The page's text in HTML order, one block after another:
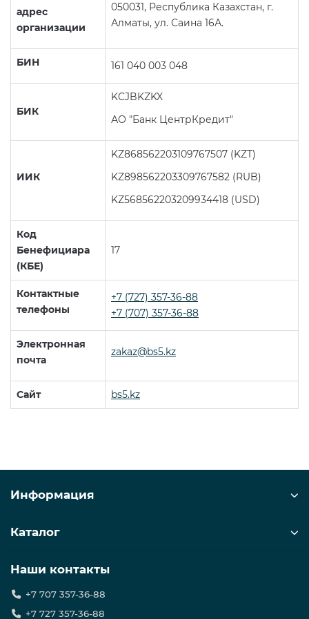
Фланцевые уплотнения
Фланцы
адрес
организации
050031, Республика Казахстан, г.
Алматы, ул. Саина 16А.
БИН 161 040 003 048
БИК
KCJBKZKX
АО "Банк ЦентрКредит"
ИИК
KZ868562203109767507 (KZT)
KZ898562203309767582 (RUB)
KZ568562203209934418 (USD)
Код
Бенефициара
(КБЕ)
17
Контактные
телефоны
+7 (727) 357-36-88
+7 (707) 357-36-88
Электронная
почта
zakaz@bs5.kz
Сайт bs5.kz
Информация
Каталог
Наши контакты
+7 707 357-36-88
+7 727 357-36-88